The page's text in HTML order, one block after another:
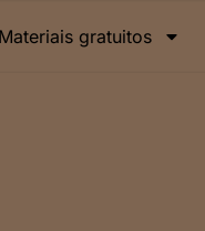
Materiais gratuitos